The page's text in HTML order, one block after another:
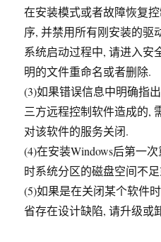
在安装模式或者故障恢复
序, 并禁用所有刚安装的驱
系统启动过程中, 请进入安
明的文件重命名或者删除.
(3)如果错误信息中明确指
三方远程控制软件造成的,
对该软件的服务关闭.
(4)在安装Windows后第一
时系统分区的磁盘空间不
(5)如果是在关闭某个软件
省存在设计缺陷, 请升级或